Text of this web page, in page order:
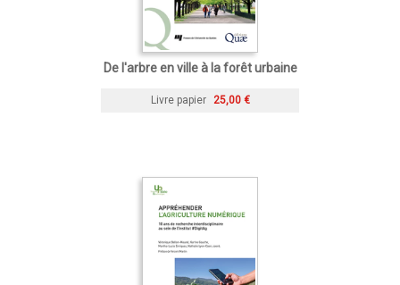
De l'arbre en ville à la forêt urbaine
Livre papier 25,00 €